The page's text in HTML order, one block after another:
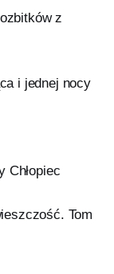
z
i jednej nocy
Tom